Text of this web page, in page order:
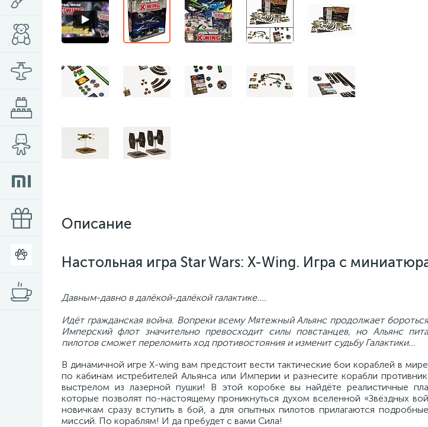
Описание
Настольная игра Star Wars: X-Wing. Игра с
Давным-давно в далёкой-далёкой галактике....
Идёт гражданская война. Вопреки всему Мятежный Альянс продолжает
Имперский флот значительно превосходит силы повстанцев, но Альянс
пилотов сможет переломить ход противостояния и изменит судьбу Галактики...
В динамичной игре X-wing вам предстоит вести тактические бои кораблей в
по кабинам истребителей Альянса или Империи и разнесите корабли
выстрелом из лазерной пушки! В этой коробке вы найдёте реалистичные
которые позволят по-настоящему проникнуться духом вселенной «Звёздных
новичкам сразу вступить в бой, а для опытных пилотов прилагаются
миссий. По кораблям! И да пребудет с вами Сила!